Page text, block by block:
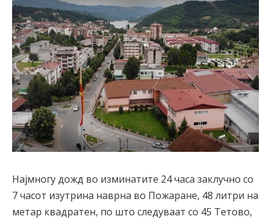
Најмногу дожд во изминатите 24 часа заклучно со
7 часот изутрина наврна во Пожаране, 48 литри на
метар квадратен, по што следуваат со 45 Тетово,